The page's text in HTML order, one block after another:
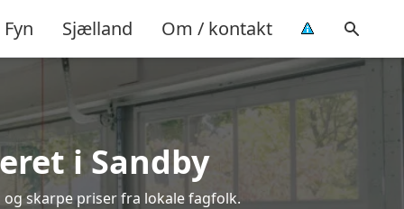
Fyn Sjælland Om / kontakt
i Sandby
skarpe priser fra lokale fagfolk.